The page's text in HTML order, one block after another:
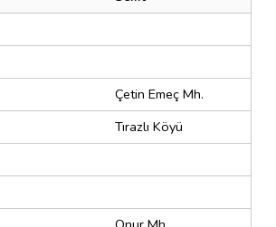
Çetin Emeç Mh.
Tırazlı Köyü